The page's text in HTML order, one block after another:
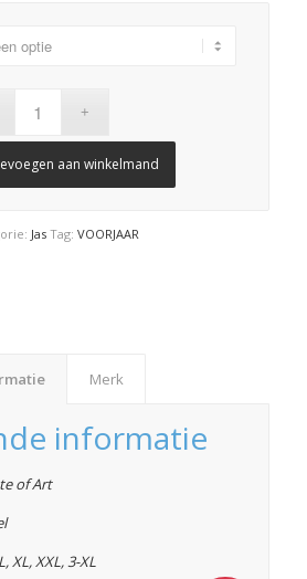
aan winkelmand
Jas Tag: VOORJAAR
Merk
informatie
of Art
L, XL, XXL, 3-XL